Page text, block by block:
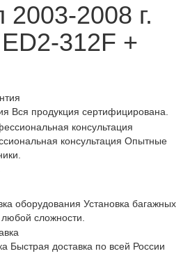
2008 г.
312F +
Вся продукция сертифицирована.
консультация Опытные
оборудования Установка багажных
сложности.
Быстрая доставка по всей России